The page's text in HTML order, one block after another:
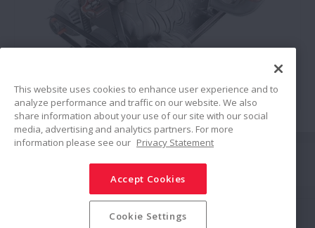
NSK ofrece componentes de motor compactos y
duraderos que están a la cabeza de la tendencia de
motores de tamaño reducido.
Conectar
Política de redes sociales
Marcas Comerciales
This website uses cookies to enhance user experience and to
analyze performance and traffic on our website. We also
share information about your use of our site with our social
media, advertising and analytics partners. For more
information please see our Privacy Statement
Accept Cookies
Cookie Settings